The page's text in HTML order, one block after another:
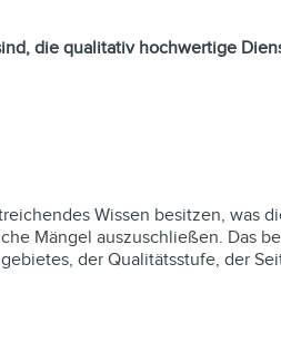
die qualitativ hochwertige
Wissen besitzen, was
Mängel auszuschließen. Das
der Qualitätsstufe, der